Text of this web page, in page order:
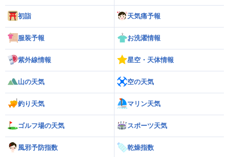
初詣 天気痛予報
服装予報 お洗濯情報
紫外線情報 星空・天体情報
山の天気 空の天気
釣り天気 マリン天気
ゴルフ場の天気 スポーツ天気
風邪予防指数 乾燥指数